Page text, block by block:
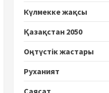
Күлмекке жақсы
Қазақстан 2050
Оңтүстік жастары
Руханият
Саясат